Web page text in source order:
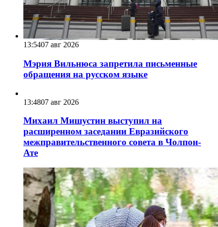
13:5407 авг 2026
Мэрия Вильнюса запретила письменные
обращения на русском языке
13:4807 авг 2026
Михаил Мишустин выступил на
расширенном заседании Евразийского
межправительственного совета в Чолпон-
Ате